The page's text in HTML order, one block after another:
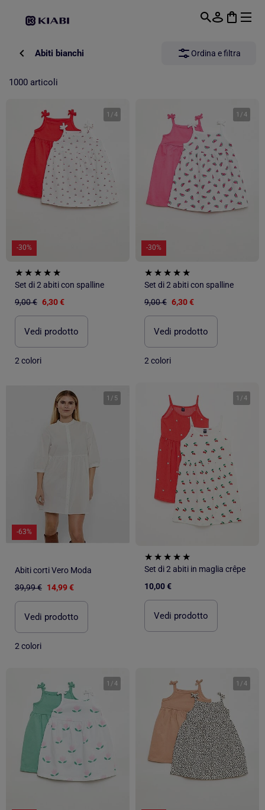
Abiti bianchi Ordina e filtra
1000 articoli
1 /4
-30%
Set di 2 abiti con spalline
9,00 € 6,30 €
Vedi prodotto
2 colori
1 /4
-30%
Set di 2 abiti con spalline
9,00 € 6,30 €
Vedi prodotto
2 colori
1 / 5
-63%
Abiti corti Vero Moda
39,99 € 14,99 €
Vedi prodotto
2 colori
1 /4
Set di 2 abiti in maglia crêpe
10,00 €
Vedi prodotto
1 /4 1 /4